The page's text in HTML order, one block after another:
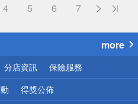
4 5 6 7
！
more
分店資訊 保險服務
得獎公佈